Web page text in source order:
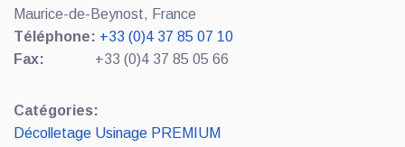
Maurice-de-Beynost, France
Téléphone: +33 (0)4 37 85 07 10
Fax:
+33 (0)4 37 85 05 66
Catégories:
Décolletage Usinage PREMIUM